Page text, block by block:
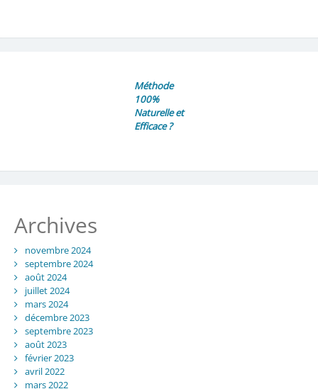
Méthode
100%
Naturelle et
Efficace ?
Archives
novembre 2024
septembre 2024
août 2024
juillet 2024
mars 2024
décembre 2023
septembre 2023
août 2023
février 2023
avril 2022
mars 2022